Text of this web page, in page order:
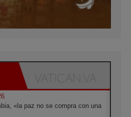
«la paz no se compra con una